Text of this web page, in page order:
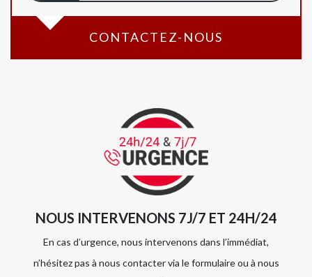
CONTACTEZ-NOUS
NOUS INTERVENONS 7J/7 ET 24H/24
En cas d’urgence, nous intervenons dans l’immédiat,
n’hésitez pas à nous contacter via le formulaire ou à nous